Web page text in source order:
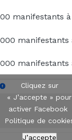
manifestants
manifestants
manifestants
Cliquez sur
« J’accepte » pour
activer Facebook
Politique de
J’accepte